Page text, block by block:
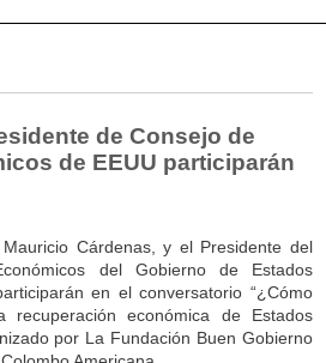
de Consejo de
de EEUU participarán
Cárdenas, y el Presidente del
del Gobierno de Estados
en el conversatorio “¿Cómo
recuperación económica de Estados
por La Fundación Buen Gobierno